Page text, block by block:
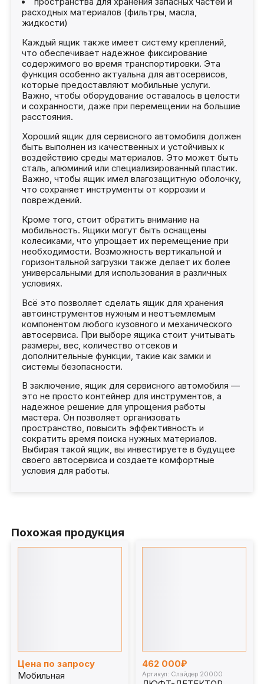
расходных материалов (фильтры, масла,
жидкости)
Каждый ящик также имеет систему креплений,
что обеспечивает надежное фиксирование
содержимого во время транспортировки. Эта
функция особенно актуальна для автосервисов,
которые предоставляют мобильные услуги.
Важно, чтобы оборудование оставалось в целости
и сохранности, даже при перемещении на большие
расстояния.
Хороший ящик для сервисного автомобиля должен
быть выполнен из качественных и устойчивых к
воздействию среды материалов. Это может быть
сталь, алюминий или специализированный пластик.
Важно, чтобы ящик имел влагозащитную оболочку,
что сохраняет инструменты от коррозии и
повреждений.
Кроме того, стоит обратить внимание на
мобильность. Ящики могут быть оснащены
колесиками, что упрощает их перемещение при
необходимости. Возможность вертикальной и
горизонтальной загрузки также делает их более
универсальными для использования в различных
условиях.
Всё это позволяет сделать ящик для хранения
автоинструментов нужным и неотъемлемым
компонентом любого кузовного и механического
автосервиса. При выборе ящика стоит учитывать
размеры, вес, количество отсеков и
дополнительные функции, такие как замки и
системы безопасности.
В заключение, ящик для сервисного автомобиля —
это не просто контейнер для инструментов, а
надежное решение для упрощения работы
мастера. Он позволяет организовать
пространство, повысить эффективность и
сократить время поиска нужных материалов.
Выбирая такой ящик, вы инвестируете в будущее
своего автосервиса и создаете комфортные
условия для работы.
Похожая продукция
Цена по запросу
Мобильная
462 000₽
Артикул: Слайдер 20000